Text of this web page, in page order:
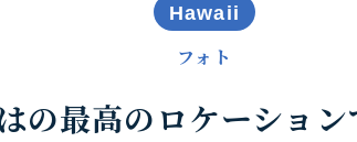
Hawaii
フォト
の最高のロケーショ